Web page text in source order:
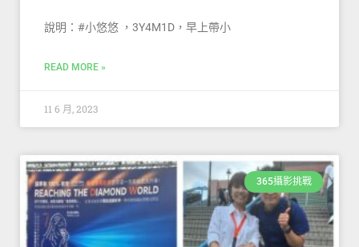
說明：#小悠悠 ，3Y4M1D，早上帶小
READ MORE »
11 6 月, 2023
365攝影挑戰